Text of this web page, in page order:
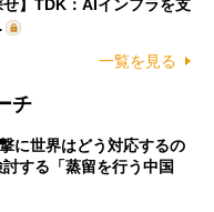
せ】TDK：AIインフラを支
一覧を見る
チ
に世界はどう対応するの
する「蒸留を行う中国